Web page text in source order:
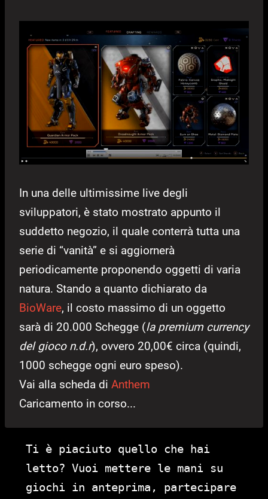
In una delle ultimissime live degli
sviluppatori, è stato mostrato appunto il
suddetto negozio, il quale conterrà tutta una
serie di “vanità” e si aggiornerà
periodicamente proponendo oggetti di varia
natura. Stando a quanto dichiarato da
BioWare, il costo massimo di un oggetto
sarà di 20.000 Schegge (la premium currency
del gioco n.d.r), ovvero 20,00€ circa (quindi,
1000 schegge ogni euro speso).
Vai alla scheda di Anthem
Caricamento in corso...
Ti è piaciuto quello che hai
letto? Vuoi mettere le mani su
giochi in anteprima, partecipare